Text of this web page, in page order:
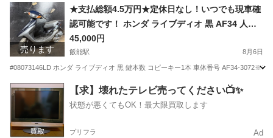
埼玉 飯能市 飯能駅 ホンダ スト
売ります
★支払総額4.5万円★定休日なし！いつでも現車確
認可能です！ ホンダ ライブディオ 黒 AF34 人気
のライブディオ！ ２ストのためオイル注ぎ足すだ
け！ カスタムベースに♪
45,000円
飯能駅 8月6日
#08073146LD ホンダ ライブディオ 黒 鍵本数 コピーキー1本 車体番号 AF34-
埼玉 飯能市 飯能駅 ホンダ ライブディオ
【求】壊れたテレビ売ってください📺✨
状態が悪くてもOK！最大限買取します
プリフラ Ad